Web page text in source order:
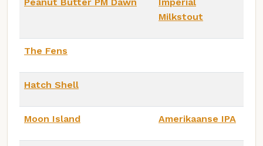
Milkstout
The Fens
Hatch Shell
Moon Island Amerikaanse IPA